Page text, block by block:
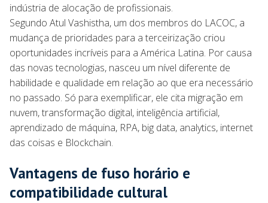
indústria de alocação de profissionais.
Segundo Atul Vashistha, um dos membros do LACOC, a
mudança de prioridades para a terceirização criou
oportunidades incríveis para a América Latina. Por causa
das novas tecnologias, nasceu um nível diferente de
habilidade e qualidade em relação ao que era necessário
no passado. Só para exemplificar, ele cita migração em
nuvem, transformação digital, inteligência artificial,
aprendizado de máquina, RPA, big data, analytics, internet
das coisas e Blockchain.
Vantagens de fuso horário e
compatibilidade cultural